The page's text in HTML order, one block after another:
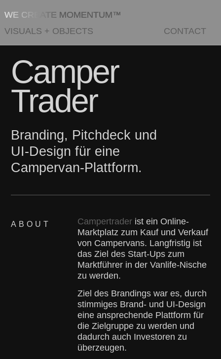
WE CREATE MOMENTUM™
VISUALS + OBJECTS CONTACT
Camper
Trader
Branding, Pitchdeck und
UI-Design für eine
Campervan-Plattform.
ABOUT Campertraderist ein Online-
Marktplatz zum Kauf und Verkauf
von Campervans. Langfristig ist
das Ziel des Start-Ups zum
Marktführer in der Vanlife-Nische
zu werden.
Ziel des Brandings war es, durch
stimmiges Brand- und UI-Design
eine ansprechende Plattform für
die Zielgruppe zu werden und
dadurch auch Investoren zu
überzeugen.